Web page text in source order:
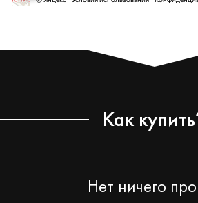
Как купить
Нет ничего